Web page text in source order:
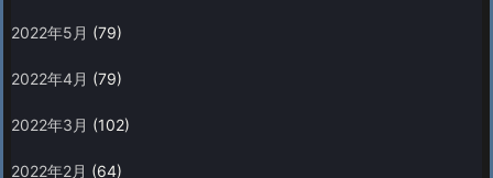
2022年5月 (79)
2022年4月 (79)
2022年3月 (102)
2022年2月 (64)